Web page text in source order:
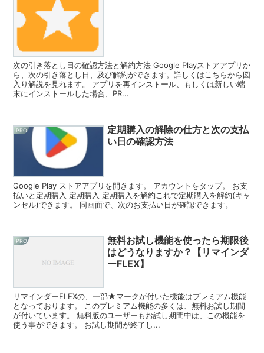
次の引き落とし日の確認方法と解約方法 Google Playストアアプリか
ら、次の引き落とし日、及び解約ができます。詳しくはこちらから図
入り解説を見れます。 アプリを再インストール、もしくは新しい端
末にインストールした場合、PR...
PRO
定期購入の解除の仕方と次の支払
い日の確認方法
Google Play ストアアプリを開きます。 アカウントをタップ。 お支
払いと定期購入 定期購入 定期購入を解約これで定期購入を解約(キャ
ンセル)できます。 同画面で、次のお支払い日が確認できます。
PRO
無料お試し機能を使ったら期限後
はどうなりますか？【リマインダ
ーFLEX】
リマインダーFLEXの、一部★マークが付いた機能はプレミアム機能
となっております。 このプレミアム機能の多くは、無料お試し期間
が付いています。 無料版のユーザーもお試し期間中は、この機能を
使う事ができます。 お試し期間が終了し...